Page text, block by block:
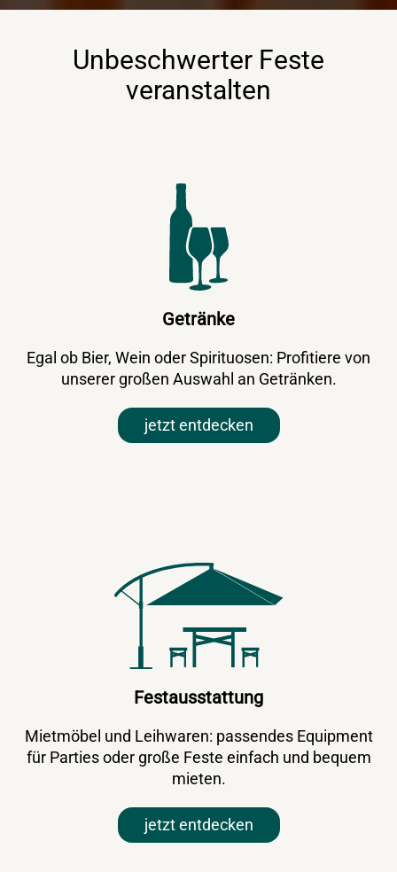
Unbeschwerter Feste
veranstalten
Getränke
Egal ob Bier, Wein oder Spirituosen: Profitiere von
unserer großen Auswahl an Getränken.
jetzt entdecken
Festausstattung
Mietmöbel und Leihwaren: passendes Equipment
für Parties oder große Feste einfach und bequem
mieten.
jetzt entdecken